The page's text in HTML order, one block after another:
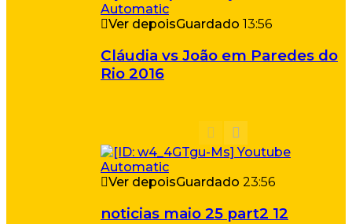
Ver depoisGuardado 13:56
Cláudia vs João em Paredes do
Rio 2016
Ver depoisGuardado 23:56
noticias maio 25 part2 12